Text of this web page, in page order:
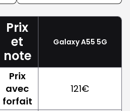
Prix
et
note
Galaxy A55 5G
Prix
avec
forfait
121€